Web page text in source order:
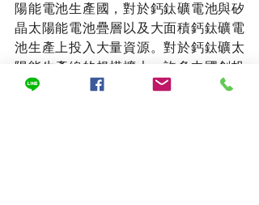
陽能電池生產國，對於鈣鈦礦電池與矽
晶太陽能電池疊層以及大面積鈣鈦礦電
池生產上投入大量資源。對於鈣鈦礦太
陽能生產線的規模擴大，許多中國創投
及風險投資公司皆汲汲參與融資，包含